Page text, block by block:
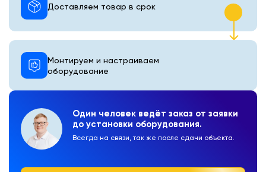
Один человек ведёт заказ от заявки
до установки оборудования.
Всегда на связи, так же после сдачи объекта.
Монтируем и настраиваем
оборудование
Доставляем товар в срок